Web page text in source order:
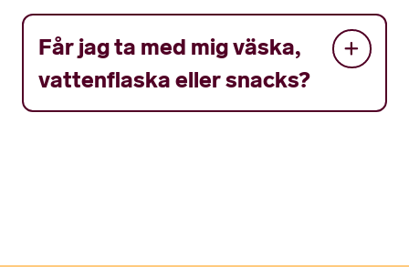
Får jag ta med mig väska,
vattenflaska eller snacks?